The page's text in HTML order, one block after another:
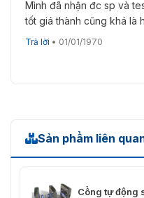
Mình đã nhận đc sp và
tốt giá thành cũng khá là
Trả lời • 01/01/1970
Sản phẩm liên
Cổng tự động